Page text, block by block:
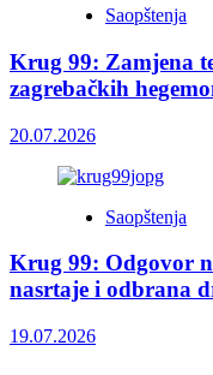
Saopštenja
Krug 99: Zamjena
zagrebačkih
20.07.2026
Saopštenja
Krug 99: Odgovor
nasrtaje i odbrana
19.07.2026